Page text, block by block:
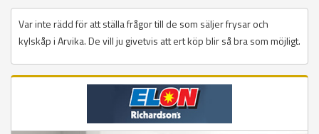
Var inte rädd för att ställa frågor till de som säljer frysar och
kylskåp i Arvika. De vill ju givetvis att ert köp blir så bra som möjligt.